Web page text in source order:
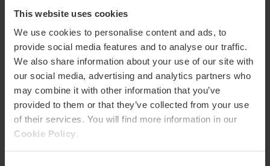
This website uses cookies
We use cookies to personalise content and ads, to
provide social media features and to analyse our traffic.
We also share information about your use of our site with
our social media, advertising and analytics partners who
may combine it with other information that you’ve
provided to them or that they’ve collected from your use
of their services. You will find more information in our
Cookie Policy
Cómo llegar
Paseo de la Alameda 9